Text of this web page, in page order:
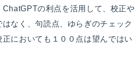
の利点を活用して、校正や
なく、句読点、ゆらぎのチェック
においても１００点は望んではい